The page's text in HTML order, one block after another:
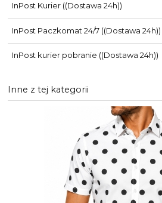
InPost Kurier ((Dostawa 24h))
InPost Paczkomat 24/7((Dostawa 24h))
InPost kurier pobranie ((Dostawa 24h))
Inne z tej kategorii